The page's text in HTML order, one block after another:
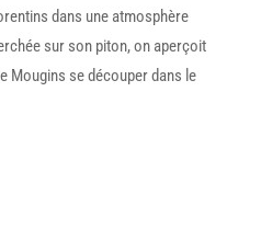
dans une atmosphère
sur son piton, on aperçoit
Mougins se découper dans le